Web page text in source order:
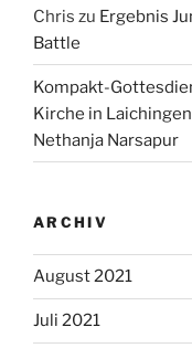
Chris zu Ergebnis
Battle
Kompakt-
Kirche in Laichingen
Nethanja Narsapur
ARCHIV
August 2021
Juli 2021